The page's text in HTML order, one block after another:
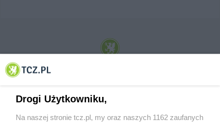
© 2001-2026 Tczew - TCZ.PL Sp. z o.o. Internetowy Serwis Informacyjny Miasta
Drogi Użytkowniku,
Na naszej stronie tcz.pl, my oraz naszych 1162 zaufanych